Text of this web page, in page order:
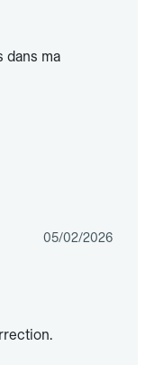
dans ma
05/02/2026